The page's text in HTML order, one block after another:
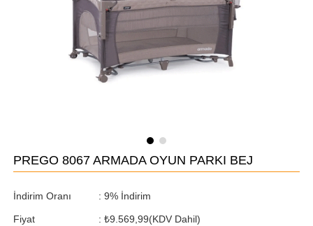
PREGO 8067 ARMADA OYUN PARKI BEJ
İndirim Oranı : %
9 İndirim
Fiyat : ₺9.569,99(KDV Dahil)